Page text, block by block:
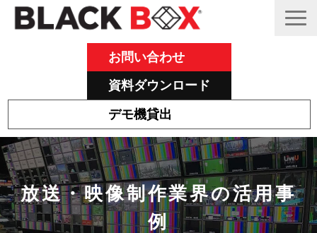
お問い合わせ
資料ダウンロード
デモ機貸出
Emeraldについて
その他主力製品
Black Box 製品紹介と活用事例
サポート
放送・映像制作業界の活用事
例